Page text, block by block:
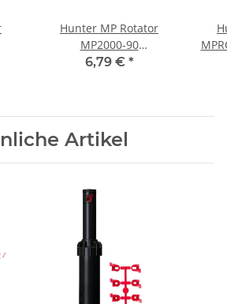
Hunter MP Rotator
MP2000-90
Rotationsdüse 90°-210°
6,79 € *
Artikel